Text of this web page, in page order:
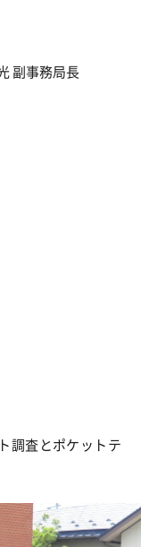
事務局長
とポケットテ